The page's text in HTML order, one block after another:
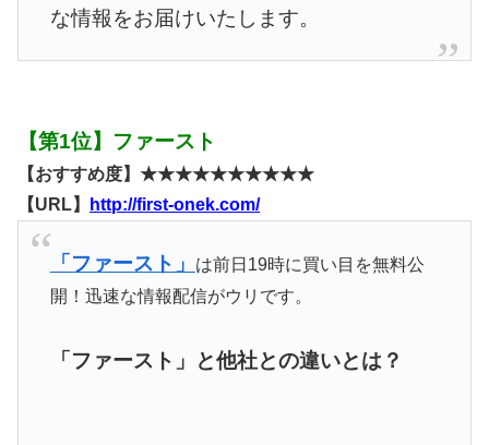
な情報をお届けいたします。
【第1位】ファースト
【おすすめ度】★★★★★★★★★★
【URL】
http://first-onek.com/
「ファースト」
は前日19時に買い目を無料公
開！迅速な情報配信がウリです。
「ファースト」と他社との違いとは？